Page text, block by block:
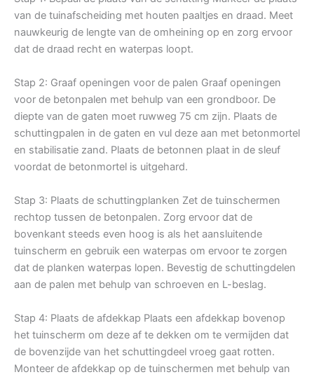
van de tuinafscheiding met houten paaltjes en draad. Meet
nauwkeurig de lengte van de omheining op en zorg ervoor
dat de draad recht en waterpas loopt.
Stap 2: Graaf openingen voor de palen Graaf openingen
voor de betonpalen met behulp van een grondboor. De
diepte van de gaten moet ruwweg 75 cm zijn. Plaats de
schuttingpalen in de gaten en vul deze aan met betonmortel
en stabilisatie zand. Plaats de betonnen plaat in de sleuf
voordat de betonmortel is uitgehard.
Stap 3: Plaats de schuttingplanken Zet de tuinschermen
rechtop tussen de betonpalen. Zorg ervoor dat de
bovenkant steeds even hoog is als het aansluitende
tuinscherm en gebruik een waterpas om ervoor te zorgen
dat de planken waterpas lopen. Bevestig de schuttingdelen
aan de palen met behulp van schroeven en L-beslag.
Stap 4: Plaats de afdekkap Plaats een afdekkap bovenop
het tuinscherm om deze af te dekken om te vermijden dat
de bovenzijde van het schuttingdeel vroeg gaat rotten.
Monteer de afdekkap op de tuinschermen met behulp van